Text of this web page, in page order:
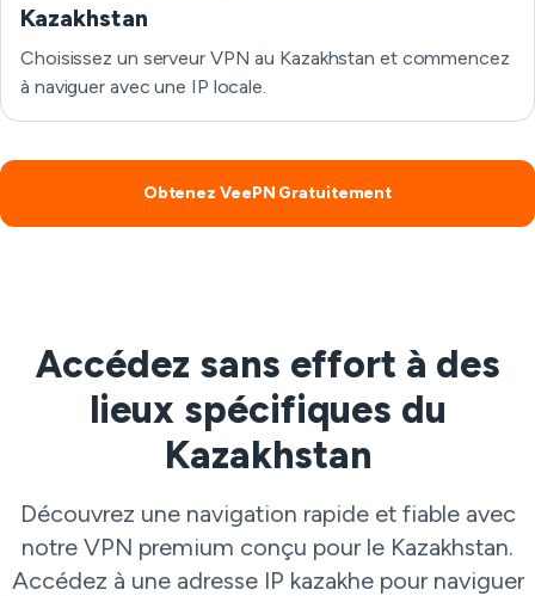
Kazakhstan
Choisissez un serveur VPN au Kazakhstan et commencez
à naviguer avec une IP locale.
Obtenez VeePN Gratuitement
Accédez sans effort à des
lieux spécifiques du
Kazakhstan
Découvrez une navigation rapide et fiable avec
notre VPN premium conçu pour le Kazakhstan.
Accédez à une adresse IP kazakhe pour naviguer